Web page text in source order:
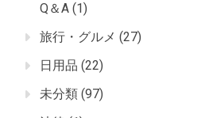
Q＆A (1)
旅行・グルメ (27)
日用品 (22)
未分類 (97)